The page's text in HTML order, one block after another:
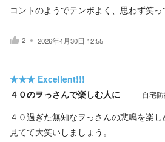
コントのようでテンポよく、思わず笑
2 2026年4月30日 12:55
★★★ Excellent!!!
４０のヲっさんで楽しむ人に
自宅
４０過ぎた無知なヲっさんの悲鳴を楽し
見てて大笑いしましょう。